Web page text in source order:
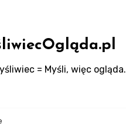
= Myśli, więc ogląda.